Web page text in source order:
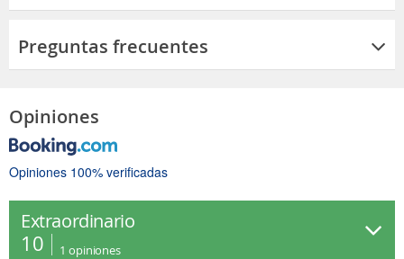
Preguntas frecuentes
Opiniones
Opiniones 100% verificadas
Extraordinario
10 1 opiniones